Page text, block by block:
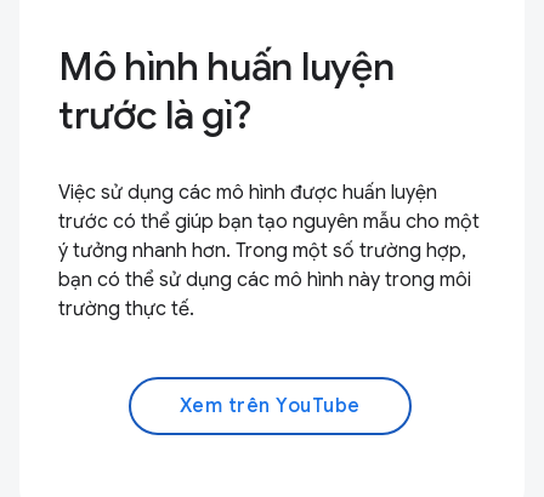
Mô hình huấn luyện
trước là gì?
Việc sử dụng các mô hình được huấn luyện
trước có thể giúp bạn tạo nguyên mẫu cho một
ý tưởng nhanh hơn. Trong một số trường hợp,
bạn có thể sử dụng các mô hình này trong môi
trường thực tế.
Xem trên YouTube